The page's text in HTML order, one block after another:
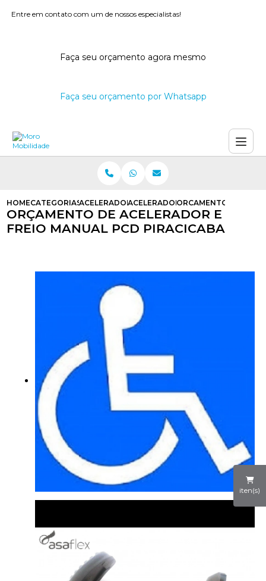
Entre em contato com um de nossos especialistas!
Faça seu orçamento agora mesmo
Faça seu orçamento por Whatsapp
iten(s)
HOMECATEGORIASACELERADORES E FREIOS MANUAIS
ACELERADOR E FREIO MANUAL
ORCAMENTO DE
ORÇAMENTO DE ACELERADOR E
FREIO MANUAL PCD PIRACICABA